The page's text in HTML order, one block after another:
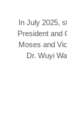
In July 2025,
President and
Moses and
Dr. Wuyi